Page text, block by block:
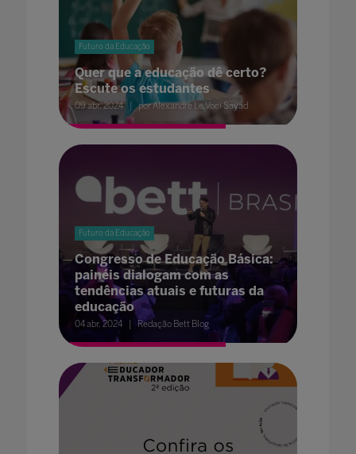
Futuro da Educação
Quer que a educação dê certo?
Escute os estudantes
09 abr. 2024 por Alexandre Le Voci Sayad
Futuro da Educação
Congresso de Educação Básica:
painéis dialogam com as
tendências atuais e futuras da
educação
04 abr. 2024 Redação Bett Blog